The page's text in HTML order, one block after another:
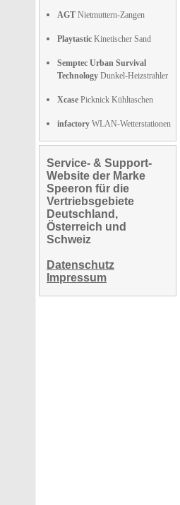
AGT Nietmuttern-Zangen
Playtastic Kinetischer Sand
Semptec Urban Survival
Technology Dunkel-Heizstrahler
Xcase Picknick Kühltaschen
infactory WLAN-Wetterstationen
Service- & Support-
Website der Marke
Speeron für die
Vertriebsgebiete
Deutschland,
Österreich und
Schweiz
Datenschutz
Impressum